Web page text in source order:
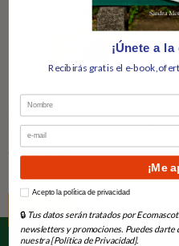
En Stock
Añadir Al Carrito
¡Únete a
Recibirás gratis el e-
Nombre
Email
¡Me
How would you like to hear from us?
Acepto la política de privacidad
🔒 Tus datos serán tratados por
newsletters y promociones. Puedes darte
nuestra [Política de Privacidad].